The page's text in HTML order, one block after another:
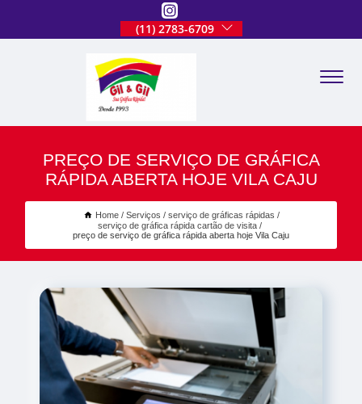
(11) 2783-6709
PREÇO DE SERVIÇO DE GRÁFICA
RÁPIDA ABERTA HOJE VILA CAJU
Home Serviços
serviço de gráficas rápidas
serviço de gráfica rápida cartão de visita
preço de serviço de gráfica rápida aberta hoje Vila Caju